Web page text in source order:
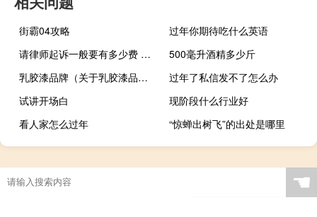
街霸04攻略
过年你期待吃什么英语
请律师起诉一般要有多少费 刑事律师请一次多少钱
500毫升酒精多少斤
乳胶漆品牌（关于乳胶漆品牌的介绍）
过年了私信发不了怎么办
试讲开场白
现阶段什么行业好
看人家怎么过年
“惊蝉出树飞”的出处是哪里
☚